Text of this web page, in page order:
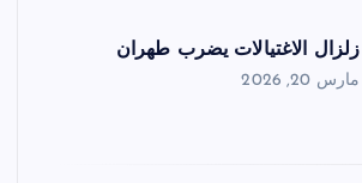
زلزال الاغتيالات يضرب طهران
مارس 20, 2026